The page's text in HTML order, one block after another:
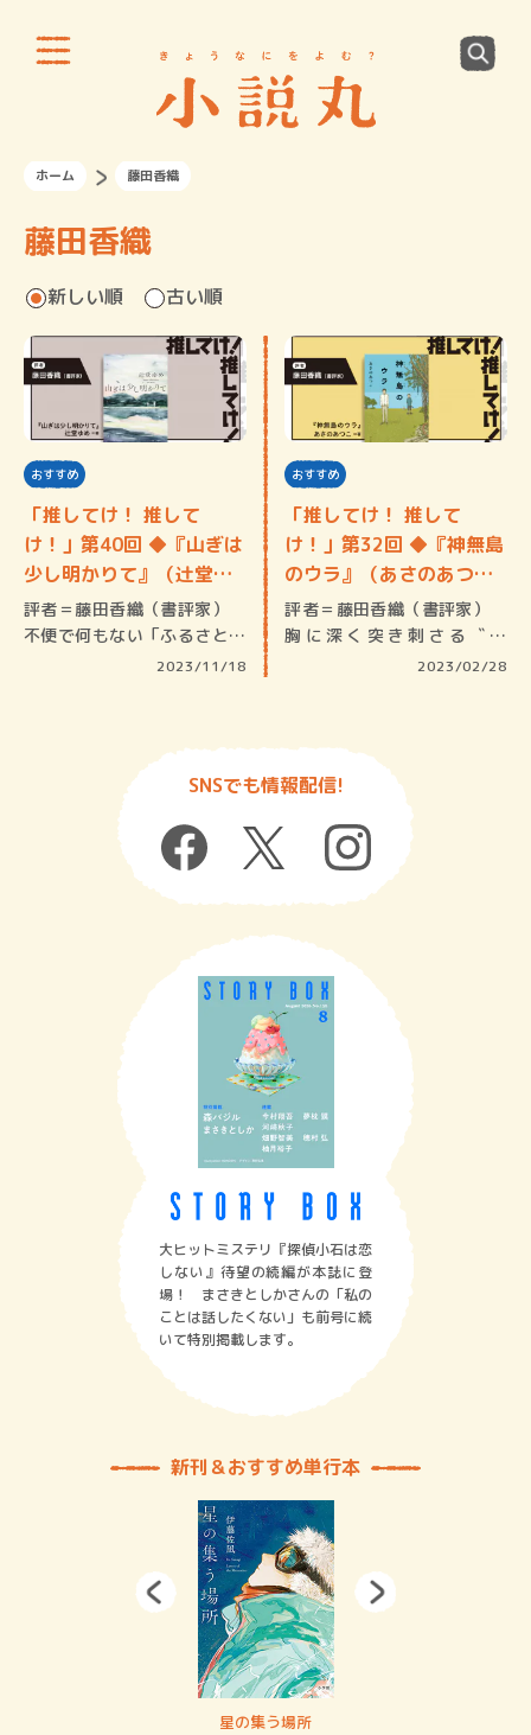
ホーム 藤田香織
藤田香織
新しい順 古い順
おすすめ
「推してけ！ 推して
け！」第40回 ◆『山ぎは
少し明かりて』（辻堂ゆ
め…
評者＝藤田香織（書評家）
不便で何もない「ふるさと」
2023/11/18
おすすめ
「推してけ！ 推して
け！」第32回 ◆『神無島
のウラ』（あさのあつ
こ・…
評者＝藤田香織（書評家）
胸に深く突き刺さる〝凄
2023/02/28
SNSでも情報配信!
大ヒットミステリ『探偵小石は恋
しない』待望の続編が本誌に登
場！ まさきとしかさんの「私の
ことは話したくない」も前号に続
いて特別掲載します。
新刊＆おすすめ単行本
星の集う場所